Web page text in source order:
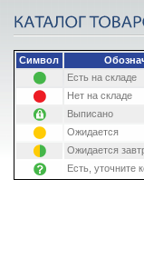
Символ
Есть на складе
Нет на складе
Выписано
Ожидается
Ожидается
Есть, уточните